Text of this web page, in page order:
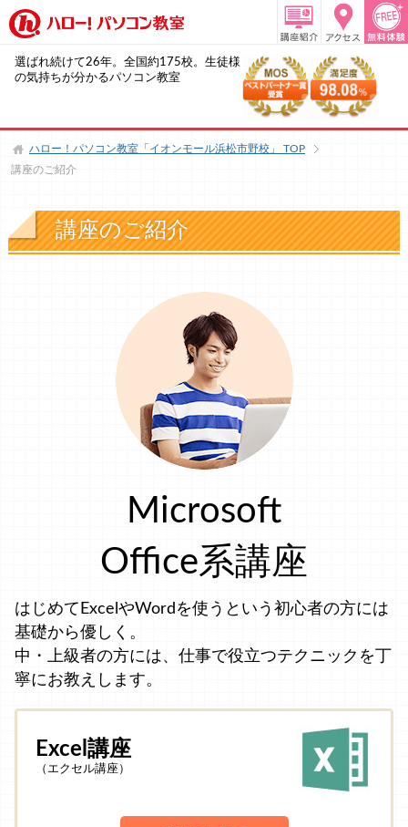
選ばれ続けて26年。全国約175校。生徒様
の気持ちが分かるパソコン教室
ハロー！パソコン教室「イオンモール浜松市野校」
TOP
講座のご紹介
講座のご紹介
Microsoft
Office系講座
はじめてExcelやWordを使うという初心者の方には
基礎から優しく。
中・上級者の方には、仕事で役立つテクニックを丁
寧にお教えします。
Excel講座
（エクセル講座）